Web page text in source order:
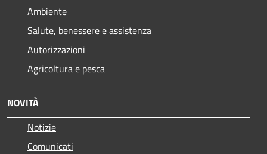
Ambiente
Salute, benessere e assistenza
Autorizzazioni
Agricoltura e pesca
NOVITÀ
Notizie
Comunicati